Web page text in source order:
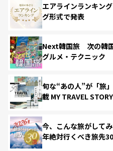
エアラインランキン
グ形式で発表
Next韓国旅 次の韓国
グルメ・テクニック
旬な“あの人”が「旅
載 MY TRAVEL STORY
今、こんな旅がして
年絶対行くべき旅先30